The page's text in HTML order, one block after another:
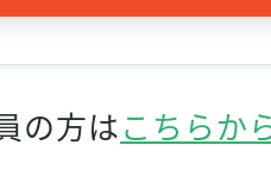
の方はこちらか